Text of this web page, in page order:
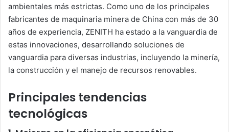
ambientales más estrictas. Como uno de los principales
fabricantes de maquinaria minera de China con más de 30
años de experiencia, ZENITH ha estado a la vanguardia de
estas innovaciones, desarrollando soluciones de
vanguardia para diversas industrias, incluyendo la minería,
la construcción y el manejo de recursos renovables.
Principales tendencias
tecnológicas